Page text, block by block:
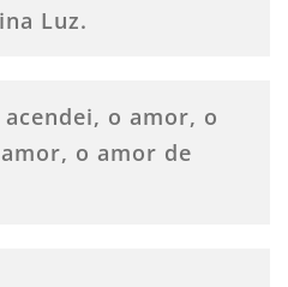
Luz.
o amor, o
o amor de